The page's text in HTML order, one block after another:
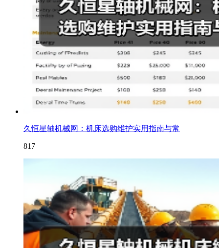
久恒星轴机械网：机床选购维护实用指南与常
817